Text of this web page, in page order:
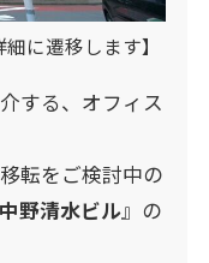
に遷移します】
する、オフィス
転をご検討中の
中野清水ビル』の